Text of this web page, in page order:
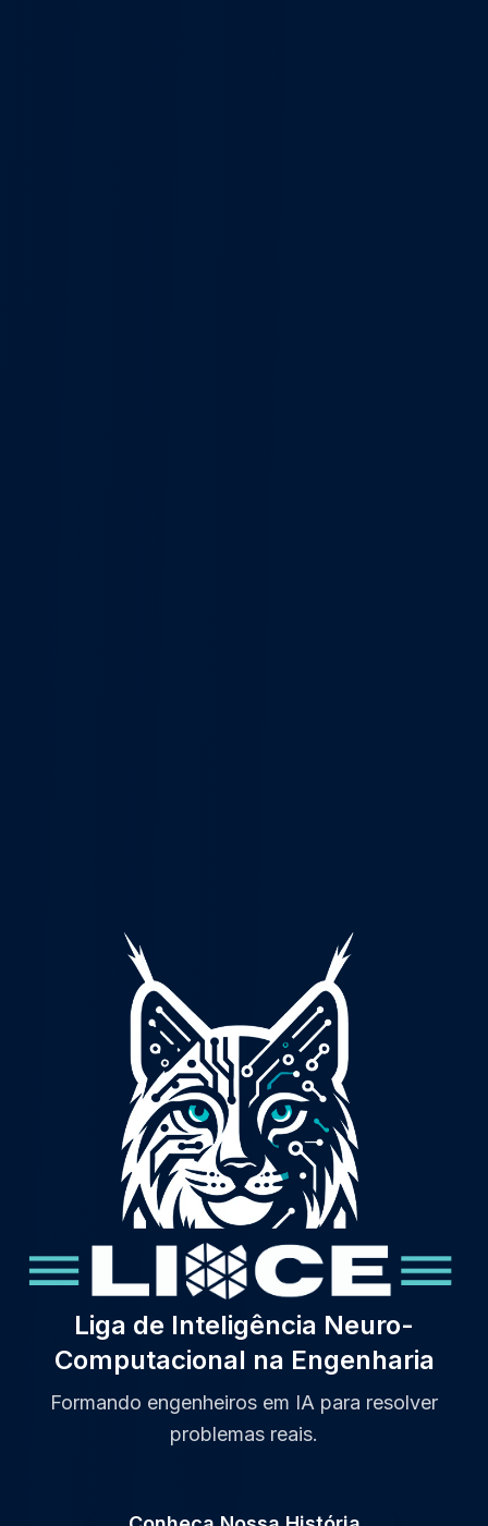
Liga de Inteligência Neuro-
Computacional na Engenharia
Formando engenheiros em IA para resolver
problemas reais.